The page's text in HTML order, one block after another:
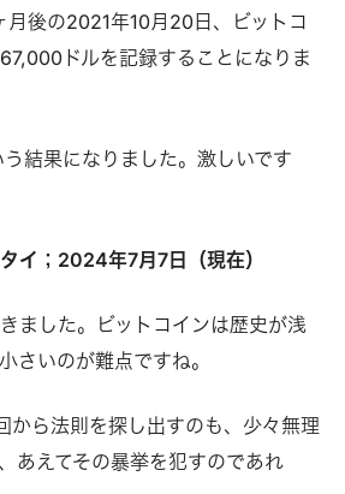
後の2021年10月20日、ビットコ
ドルを記録することになりま
結果になりました。激しいです
イ；2024年7月7日（現在）
ました。ビットコインは歴史が浅
さいのが難点ですね。
から法則を探し出すのも、少々無理
あえてその暴挙を犯すのであれ